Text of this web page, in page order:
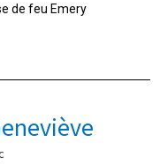
de feu Emery